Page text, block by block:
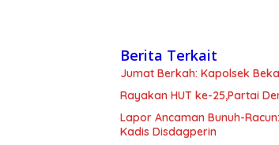
Berita Terkait
Jumat Berkah: Kapolsek
Rayakan HUT ke-25,Partai
Lapor Ancaman Bunuh-
Kadis Disdagperin